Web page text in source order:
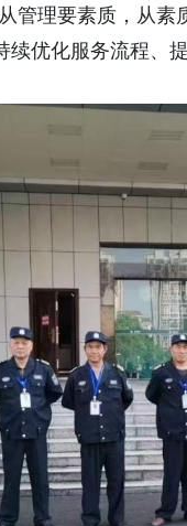
管理要素质，从
优化服务流程、